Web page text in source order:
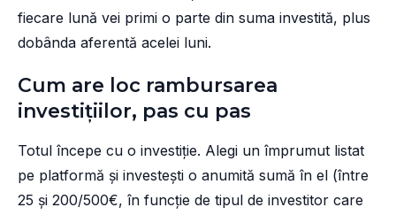
fiecare lună vei primi o parte din suma investită, plus
dobânda aferentă acelei luni.
Cum are loc rambursarea
investițiilor, pas cu pas
Totul începe cu o investiție. Alegi un împrumut listat
pe platformă și investești o anumită sumă în el (între
25 și 200/500€, în funcție de tipul de investitor care